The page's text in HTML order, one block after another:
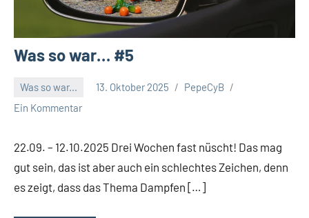
Was so war… #5
Was so war... 13. Oktober 2025
PepeCyB
Ein Kommentar
22.09. – 12.10.2025 Drei Wochen fast nüscht! Das mag
gut sein, das ist aber auch ein schlechtes Zeichen, denn
es zeigt, dass das Thema Dampfen […]